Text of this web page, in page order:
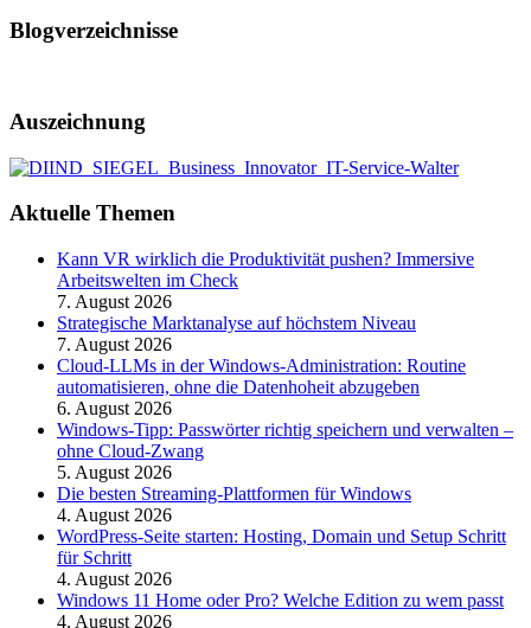
Blogverzeichnisse
Auszeichnung
Aktuelle Themen
Kann VR wirklich die Produktivität pushen? Immersive
Arbeitswelten im Check
7. August 2026
Strategische Marktanalyse auf höchstem Niveau
7. August 2026
Cloud-LLMs in der Windows-Administration: Routine
automatisieren, ohne die Datenhoheit abzugeben
6. August 2026
Windows-Tipp: Passwörter richtig speichern und verwalten –
ohne Cloud-Zwang
5. August 2026
Die besten Streaming-Plattformen für Windows
4. August 2026
WordPress-Seite starten: Hosting, Domain und Setup Schritt
für Schritt
4. August 2026
Windows 11 Home oder Pro? Welche Edition zu wem passt
4. August 2026